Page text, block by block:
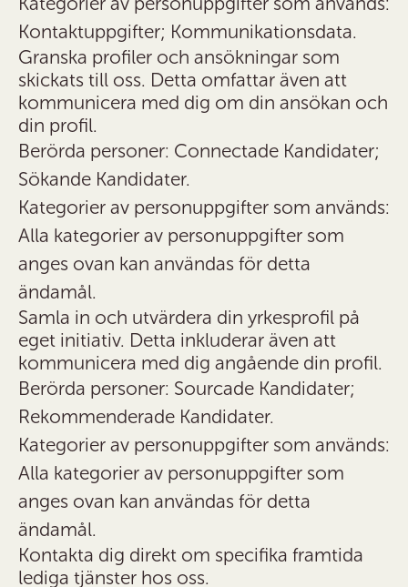
Kontaktuppgifter; Kommunikationsdata.
Granska profiler och ansökningar som
skickats till oss. Detta omfattar även att
kommunicera med dig om din ansökan och
din profil.
Berörda personer: Connectade Kandidater;
Sökande Kandidater.
Kategorier av personuppgifter som används:
Alla kategorier av personuppgifter som
anges ovan kan användas för detta
ändamål.
Samla in och utvärdera din yrkesprofil på
eget initiativ. Detta inkluderar även att
kommunicera med dig angående din profil.
Berörda personer: Sourcade Kandidater;
Rekommenderade Kandidater.
Kategorier av personuppgifter som används:
Alla kategorier av personuppgifter som
anges ovan kan användas för detta
ändamål.
Kontakta dig direkt om specifika framtida
lediga tjänster hos oss.